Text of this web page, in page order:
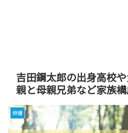
吉田鋼太郎の出身高校
親と母親兄弟など家族
俳優